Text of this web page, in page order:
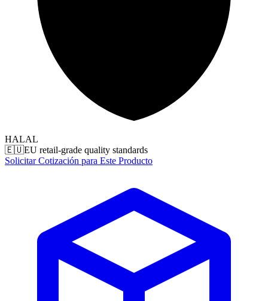
HALAL
🇪🇺EU retail-grade quality standards
Solicitar Cotización para Este Producto